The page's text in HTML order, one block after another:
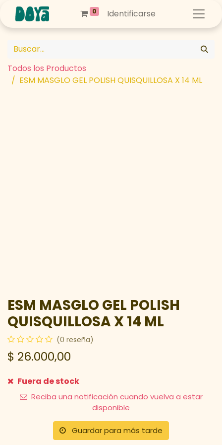
0 Identificarse
Todos los Productos
ESM MASGLO GEL POLISH QUISQUILLOSA X 14 ML
ESM MASGLO GEL POLISH
QUISQUILLOSA X 14 ML
(0 reseña)
$ 26.000,00
Fuera de stock
Reciba una notificación cuando vuelva a estar
disponible
Guardar para más tarde